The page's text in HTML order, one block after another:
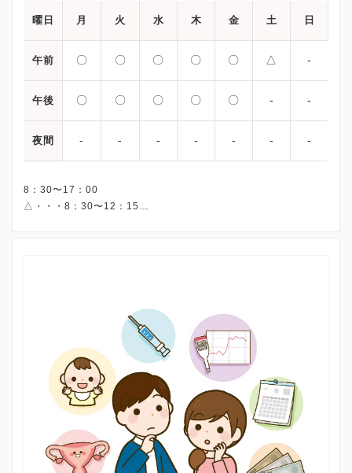
曜日 月 火 水 木 金 土 日
午前 〇 〇 〇 〇 〇 △ -
午後 〇 〇 〇 〇 〇 - -
夜間 - - - - - - -
8：30〜17：00
△・・・8：30〜12：15